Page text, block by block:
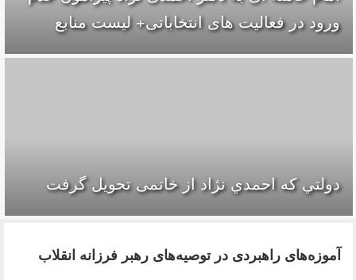
ورود در فعالیت های انتخاباتی+ لیست منابع
دولتي كه احمدي نژاد از خاتمی تحويل گرفت
آموزه‌های راهبردی در توصیه‌های رهبر فرزانه انقلاب